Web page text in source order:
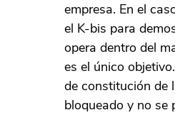
empresa. En el
el K-bis para
opera dentro del
es el único
de constitución de
bloqueado y no se